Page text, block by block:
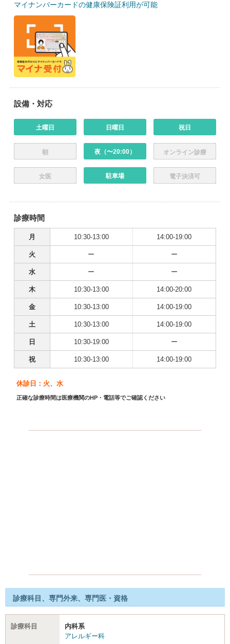
マイナンバーカードの健康保険証利用が可能
設備・対応
土曜日 日曜日 祝日
朝 夜（〜20:00） オンライン診療
女医 駐車場 電子決済可
診療時間
月 10:30-13:00 14:00-19:00
火 ー ー
水 ー ー
木 10:30-13:00 14:00-20:00
金 10:30-13:00 14:00-19:00
土 10:30-13:00 14:00-19:00
日 10:30-19:00 ー
祝 10:30-13:00 14:00-19:00
休診日：火、水
正確な診療時間は医療機関のHP・電話等でご確認ください
診療科目、専門外来、専門医・資格
診療科目
内科系
アレルギー科